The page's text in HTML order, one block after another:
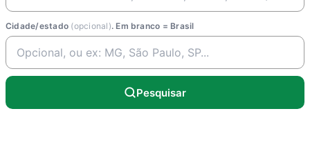
Cidade/estado (opcional). Em branco = Brasil
Pesquisar